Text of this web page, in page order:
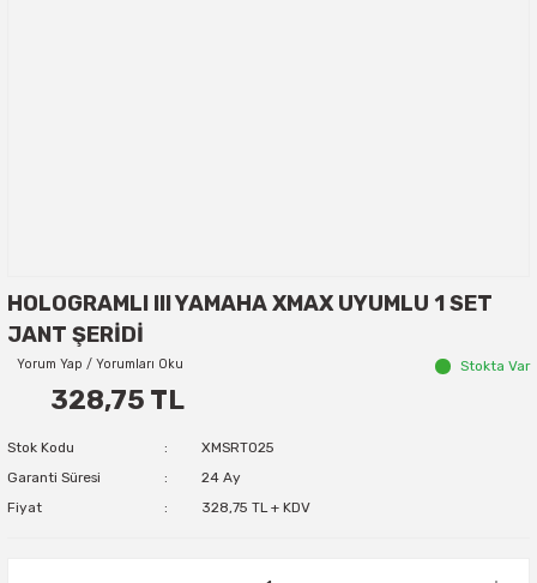
HOLOGRAMLI III YAMAHA XMAX UYUMLU 1 SET
JANT ŞERİDİ
Yorum Yap / Yorumları Oku Stokta Var
328,75 TL
Stok Kodu
XMSRT025
Garanti Süresi
24 Ay
Fiyat
328,75 TL + KDV